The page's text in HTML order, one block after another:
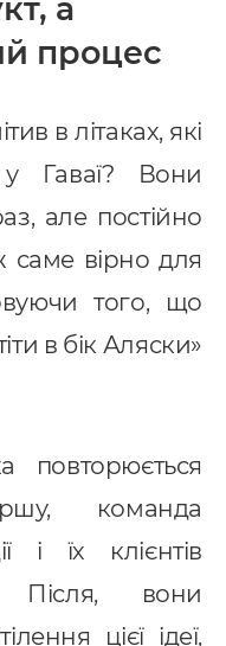
а
процес
в літаках, які
у Гаваї? Вони
але постійно
саме вірно для
того, що
в бік Аляски»
повторюється
команда
і їх клієнтів
Після, вони
цієї ідеї,